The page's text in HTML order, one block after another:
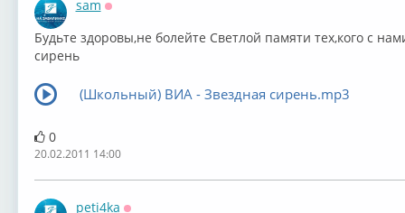
sam
Будьте здоровы,не болейте Светлой памяти тех,кого с
сирень
(Школьный) ВИА - Звездная сирень.mp3
0
20.02.2011 14:00
peti4ka